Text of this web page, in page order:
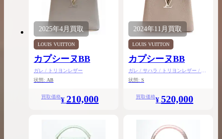
2025年4月 買取
LOUIS VUITTON
カプシーヌBB
ガレ / トリヨンレザー
状態: AB
買取価格¥ 210,000
2024年11月 買取
LOUIS VUITTON
カプシーヌBB
ガレ / サハラ / トリヨンレザー / ク
ロコダイル
状態: S
買取価格¥ 520,000